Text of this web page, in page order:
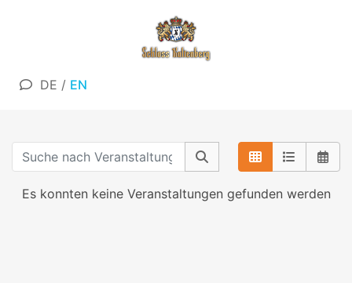
DE / EN
Es konnten keine Veranstaltungen gefunden werden